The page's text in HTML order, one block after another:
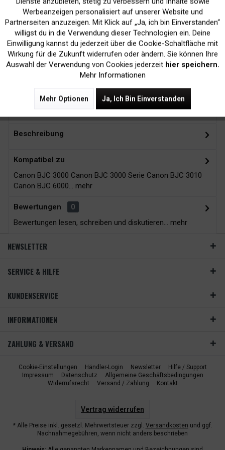
Kein Verlust der
Druckergarantie
Versand innerhalb von
24H*
Beschreibung
Kompatibel zu
Canon BJC 3000 Canon BJC 3000 Serie Canon BJC 3010
Canon BJC 6000... mehr
Bewertungen
0
Bewertungen lesen, schreiben und diskutieren... mehr
NEWSLETTER
SERVICE & HILFE
KUNDENSERVICE
INFORMATIONEN
ZAHLUNG & VERSAND
Cookie-Einstellungen Händler-Login Newsletter
Hilfe / Support
Impressum
Datenschutz
Allgemeine Geschäftsbedingungen
Widerrufsrecht
Versand / Zahlung Kontakt
Vertrag widerrufen
* Alle Preise inkl. gesetzl. Mehrwertsteuer zzgl. Versandkosten und ggf.
Nachnahmegebühren, wenn nicht anders beschrieben
Marketing Inaktiv
Tracking Inaktiv
Werbeanzeigen personalisiert auf unserer Website und
Partnerseiten anzuzeigen. Mit Klick auf „Ja, ich bin Einverstanden“
willigst du in die Verwendung dieser Technologien ein. Deine
Einwilligung kannst du jederzeit über die Cookie-Schaltfläche mit
Wirkung für die Zukunft widerrufen oder ändern. Sie können Ihre
Auswahl der Verwendung von Cookies jederzeit hier speichern.
Mehr Informationen
Mehr Optionen Ja, Ich Bin Einverstanden